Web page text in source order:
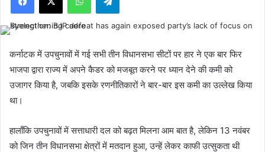
कर्नाटक में उपचुनावों में गई सभी तीन विधानसभा सीटों पर हार ने एक बार फिर
भाजपा द्वारा राज्य में अपने कैडर को मजबूत करने पर ध्यान देने की कमी को
उजागर किया है, जबकि इसके रणनीतिकारों ने बार-बार इस कमी का उल्लेख किया
था।
हालाँकि उपचुनावों में सत्ताधारी दल को बढ़त मिलना आम बात है, लेकिन 13 नवंबर
को जिन तीन विधानसभा क्षेत्रों में मतदान हुआ, उन्हें लेकर काफी उत्सुकता थी